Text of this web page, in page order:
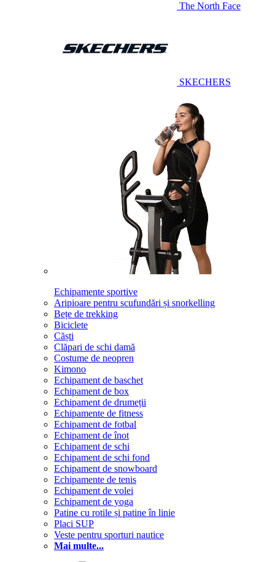
The North Face
SKECHERS
Echipamente sportive
Aripioare pentru scufundări și snorkelling
Bețe de trekking
Biciclete
Căști
Clăpari de schi damă
Costume de neopren
Kimono
Echipament de baschet
Echipament de box
Echipament de drumeții
Echipamente de fitness
Echipament de fotbal
Echipament de înot
Echipament de schi
Echipament de schi fond
Echipament de snowboard
Echipamente de tenis
Echipament de volei
Echipament de yoga
Patine cu rotile și patine în linie
Placi SUP
Veste pentru sporturi nautice
Mai multe...